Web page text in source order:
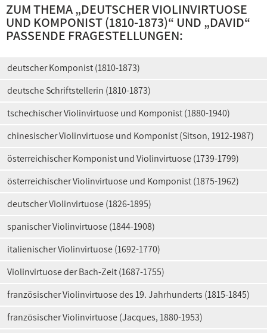
ZUM THEMA „DEUTSCHER VIOLINVIRTUOSE
UND KOMPONIST (1810-1873)“ UND „DAVID“
PASSENDE FRAGESTELLUNGEN:
deutscher Komponist (1810-1873)
deutsche Schriftstellerin (1810-1873)
tschechischer Violinvirtuose und Komponist (1880-1940)
chinesischer Violinvirtuose und Komponist (Sitson, 1912-1987)
österreichischer Komponist und Violinvirtuose (1739-1799)
österreichischer Violinvirtuose und Komponist (1875-1962)
deutscher Violinvirtuose (1826-1895)
spanischer Violinvirtuose (1844-1908)
italienischer Violinvirtuose (1692-1770)
Violinvirtuose der Bach-Zeit (1687-1755)
französischer Violinvirtuose des 19. Jahrhunderts (1815-1845)
französischer Violinvirtuose (Jacques, 1880-1953)